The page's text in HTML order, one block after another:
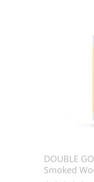
DOUBLE
Smoked